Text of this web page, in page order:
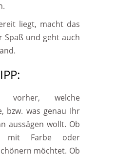
liegt, macht das
Spaß und geht auch
vorher, welche
bzw. was genau Ihr
aussägen wollt. Ob
Farbe oder
möchtet. Ob